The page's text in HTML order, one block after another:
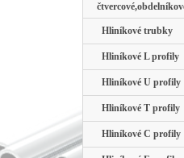
Hliníkové trubky
Hliníkové L profily
Hliníkové U profily
Hliníkové T profily
Hliníkové C profily